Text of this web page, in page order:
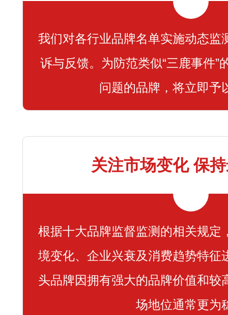
我们对各行业品牌名单实施动态监
诉与反馈。为防范类似“三鹿事件”
问题的品牌，将立即予
关注市场变化 保
根据十大品牌监督监测的相关规定
境变化、企业兴衰及消费趋势特征
头品牌因拥有强大的品牌价值和较
场地位通常更为